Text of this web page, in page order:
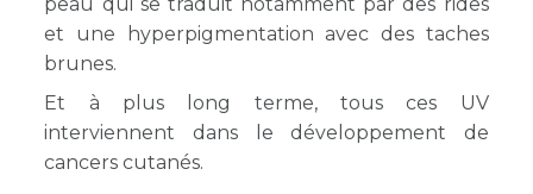
et une hyperpigmentation avec des taches
brunes.
Et à plus long terme, tous ces UV
interviennent dans le développement de
cancers cutanés.